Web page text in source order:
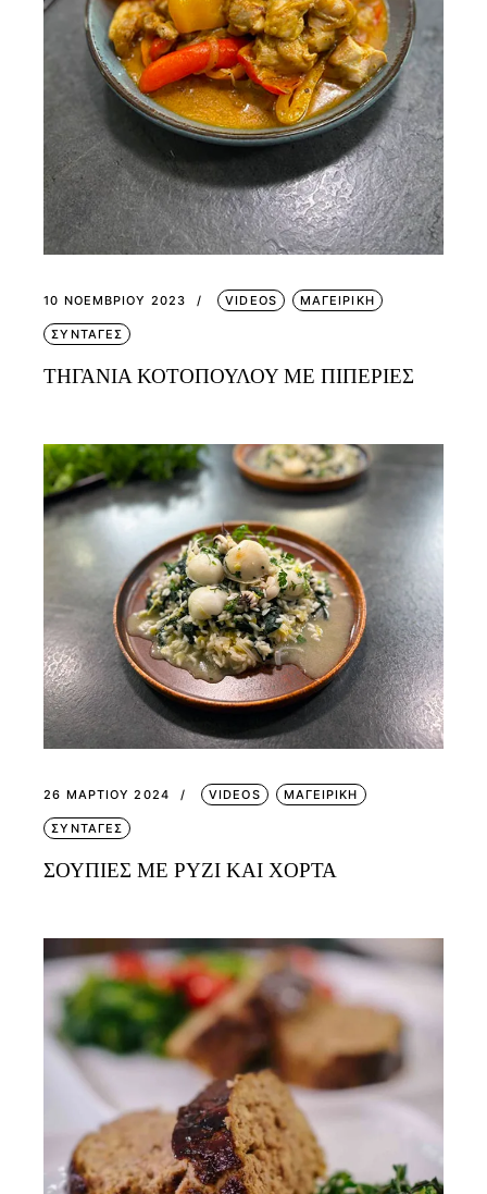
10 ΝΟΕΜΒΡΊΟΥ 2023 VIDEOS ΜΑΓΕΙΡΙΚΗ
ΣΥΝΤΑΓΕΣ
ΤΗΓΑΝΙΑ ΚΟΤΟΠΟΥΛΟΥ ΜΕ ΠΙΠΕΡΙΕΣ
26 ΜΑΡΤΊΟΥ 2024 VIDEOS ΜΑΓΕΙΡΙΚΗ
ΣΥΝΤΑΓΕΣ
ΣΟΥΠΙΕΣ ΜΕ ΡΥΖΙ ΚΑΙ ΧΟΡΤΑ